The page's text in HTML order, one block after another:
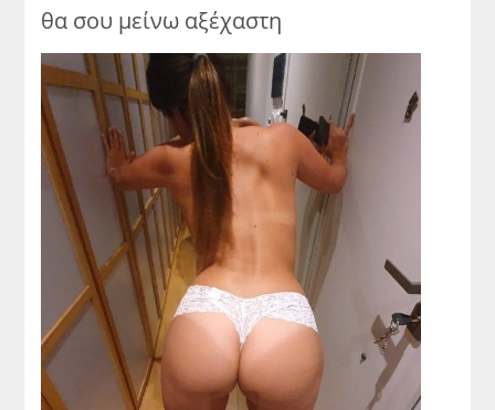
θα σου μείνω αξέχαστη